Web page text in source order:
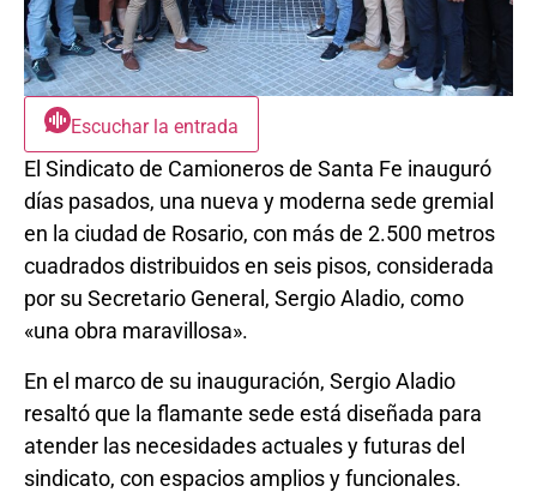
Escuchar la entrada
El Sindicato de Camioneros de Santa Fe inauguró
días pasados, una nueva y moderna sede gremial
en la ciudad de Rosario, con más de 2.500 metros
cuadrados distribuidos en seis pisos, considerada
por su Secretario General, Sergio Aladio, como
«una obra maravillosa».
En el marco de su inauguración, Sergio Aladio
resaltó que la flamante sede está diseñada para
atender las necesidades actuales y futuras del
sindicato, con espacios amplios y funcionales.